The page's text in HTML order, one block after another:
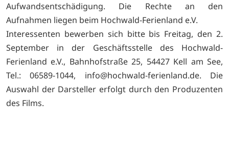
Aufwandsentschädigung. Die Rechte an den
Aufnahmen liegen beim Hochwald-Ferienland e.V.
Interessenten bewerben sich bitte bis Freitag, den 2.
September in der Geschäftsstelle des Hochwald-
Ferienland e.V., Bahnhofstraße 25, 54427 Kell am See,
Tel.: 06589-1044, info@hochwald-ferienland.de. Die
Auswahl der Darsteller erfolgt durch den Produzenten
des Films.